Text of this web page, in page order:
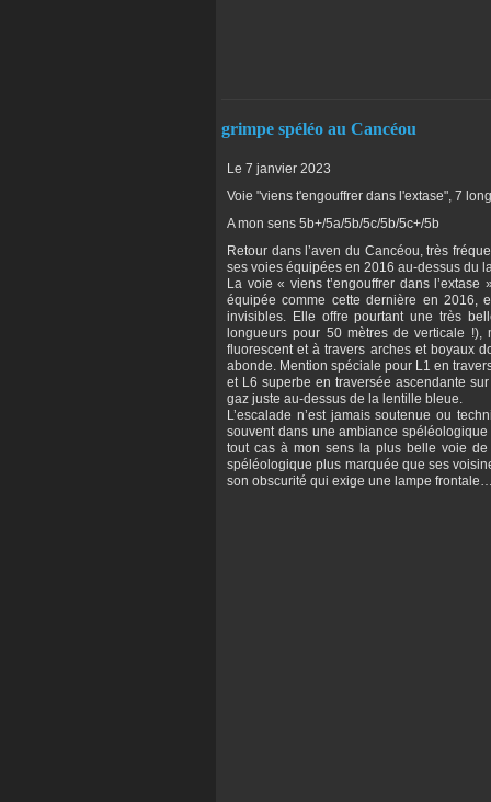
grimpe spéléo au Cancéou
Le 7 janvier 2023
Voie "viens t'engouffrer dans l'extase", 7
A mon sens 5b+/5a/5b/5c/5b/5c+/5b
Retour dans l’aven du Cancéou, très
ses voies équipées en 2016 au-dessus du
La voie « viens t’engouffrer dans
équipée comme cette dernière en 2016,
invisibles. Elle offre pourtant une très
longueurs pour 50 mètres de verticale !),
fluorescent et à travers arches et boyaux
abonde. Mention spéciale pour L1 en
et L6 superbe en traversée ascendante
gaz juste au-dessus de la lentille bleue.
L’escalade n’est jamais soutenue ou
souvent dans une ambiance
tout cas à mon sens la plus belle voie de
spéléologique plus marquée que ses
son obscurité qui exige une lampe